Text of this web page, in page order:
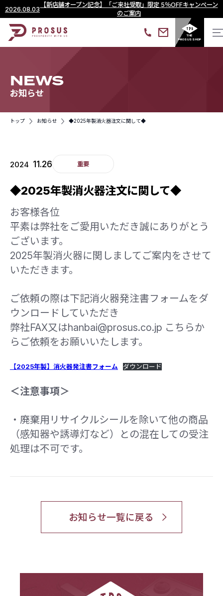
2026.08.03
【新店舗オープン記念】「ご来社受取」限定 5％OFFキャンペーン
のご案内
THE
PROSUS SHOP
NEWS
お知らせ
トップ お知らせ ◆2025年製消火器注文に関して◆
2024 11.26 重要
◆2025年製消火器注文に関して◆
お客様各位
平素は弊社をご愛用いただき誠にありがとう
ございます。
2025年製消火器に関しましてご案内をさせて
いただきます。
ご依頼の際は下記消火器発注書フォームをダ
ウンロードしていただき
弊社FAX又はhanbai@prosus.co.jp こちらか
らご依頼をお願いいたします。
【2025年製】消火器発注書フォーム ダウンロード
＜注意事項＞
・廃棄用リサイクルシールを除いて他の商品
（感知器や誘導灯など）との混在しての受注
処理は不可です。
お知らせ一覧に戻る